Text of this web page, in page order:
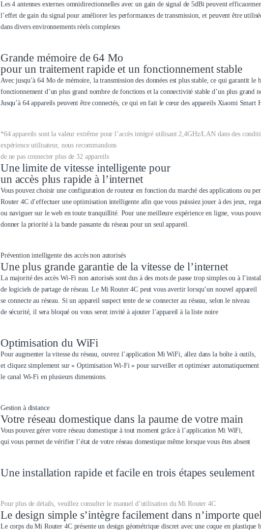
Les 4 antennes externes omnidirectionnelles avec un gain de signal de 5dBi peuvent
l’effet de gain du signal pour améliorer les performances de transmission, et peuvent être
dans divers environnements réels complexes
Grande mémoire de 64 Mo
pour un traitement rapide et un fonctionnement stable
Avec jusqu’à 64 Mo de mémoire, la transmission des données est plus stable, ce qui garantit le
fonctionnement d’un plus grand nombre de fonctions et la connectivité stable d’un plus grand
Jusqu’à 64 appareils peuvent être connectés, ce qui en fait le cœur des appareils Xiaomi Smart
*64 appareils sont la valeur extrême pour l’accès intégré utilisant 2,4GHz/LAN dans des
expérience utilisateur, nous recommandons
de ne pas connecter plus de 32 appareils
Une limite de vitesse intelligente pour
un accès plus rapide à l’internet
Vous pouvez choisir une configuration de routeur en fonction du marché des applications ou
Router 4C d’effectuer une optimisation intelligente afin que vous puissiez jouer à des jeux,
ou naviguer sur le web en toute tranquillité. Pour une meilleure expérience en ligne, vous
donner la priorité à la bande passante du réseau pour un seul appareil.
Prévention intelligente des accès non autorisés
Une plus grande garantie de la vitesse de l’internet
La majorité des accès Wi-Fi non autorisés sont dus à des mots de passe trop simples ou à
de logiciels de partage de réseau. Le Mi Router 4C peut vous avertir lorsqu’un nouvel appareil
se connecte au réseau. Si un appareil suspect tente de se connecter au réseau, selon le niveau
de sécurité, il sera bloqué ou vous serez invité à ajouter l’appareil à la liste noire
Optimisation du WiFi
Pour augmenter la vitesse du réseau, ouvrez l’application Mi WiFi, allez dans la boîte à outils,
et cliquez simplement sur « Optimisation Wi-Fi » pour surveiller et optimiser automatiquement
le canal Wi-Fi en plusieurs dimensions.
Gestion à distance
Votre réseau domestique dans la paume de votre main
Vous pouvez gérer votre réseau domestique à tout moment grâce à l’application Mi WiFi,
qui vous permet de vérifier l’état de votre réseau domestique même lorsque vous êtes absent
Une installation rapide et facile en trois étapes seulement
Pour plus de détails, veuillez consulter le manuel d’utilisation du Mi Router 4C
Le design simple s’intègre facilement dans n’importe
Le corps du Mi Router 4C présente un design géométrique discret avec une coque en plastique